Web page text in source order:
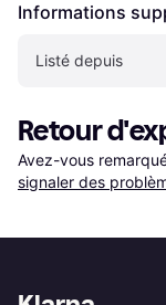
Informations
Listé depuis
Retour
Avez-vous
signaler des